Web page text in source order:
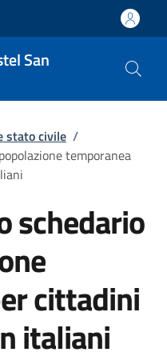
San
stato civile /
temporanea
schedario
cittadini
italiani